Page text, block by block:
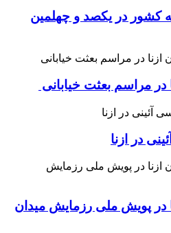
کشور در یکصد و چهلمین
در مراسم بعثت خیابانی
در ازنا
در پویش ملی رزمایش میدان